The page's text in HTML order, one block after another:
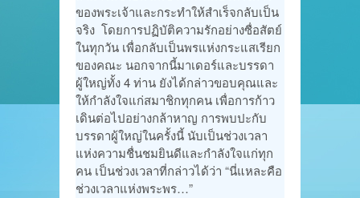
ของพระเจ้าและกระทำให้สำเร็จกลับเป็น
จริง โดยการปฏิบัติความรักอย่างซื่อสัตย์
ในทุกวัน เพื่อกลับเป็นพรแห่งกระแสเรียก
ของคณะ นอกจากนี้มาเดอร์และบรรดา
ผู้ใหญ่ทั้ง 4 ท่าน ยังได้กล่าวขอบคุณและ
ให้กำลังใจแก่สมาชิกทุกคน เพื่อการก้าว
เดินต่อไปอย่างกล้าหาญ การพบปะกับ
บรรดาผู้ใหญ่ในครั้งนี้ นับเป็นช่วงเวลา
แห่งความชื่นชมยินดีและกำลังใจแก่ทุก
คน เป็นช่วงเวลาที่กล่าวได้ว่า “นี่แหละคือ
ช่วงเวลาแห่งพระพร…”